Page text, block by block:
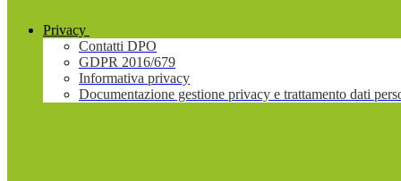
Privacy
Contatti DPO
GDPR 2016/679
Informativa privacy
Documentazione gestione privacy e trattamento dati